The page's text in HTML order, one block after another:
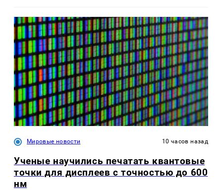
Мировые новости 10 часов назад
Ученые научились печатать квантовые
точки для дисплеев с точностью до 600
нм